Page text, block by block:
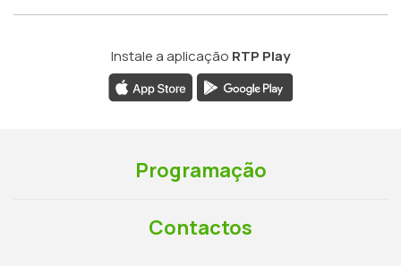
Instale a aplicação RTP Play
Programação
Contactos